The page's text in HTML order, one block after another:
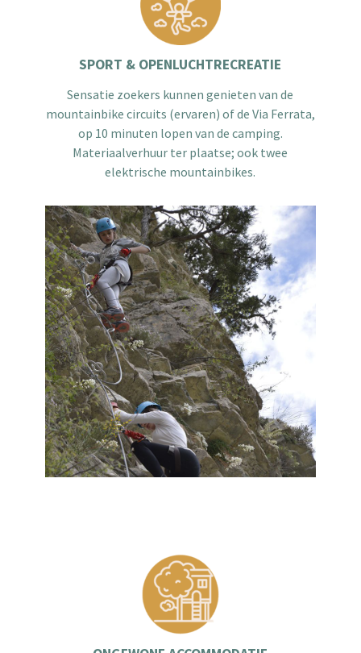
SPORT & OPENLUCHTRECREATIE
Sensatie zoekers kunnen genieten van de
mountainbike circuits (ervaren) of de Via Ferrata,
op 10 minuten lopen van de camping.
Materiaalverhuur ter plaatse; ook twee
elektrische mountainbikes.